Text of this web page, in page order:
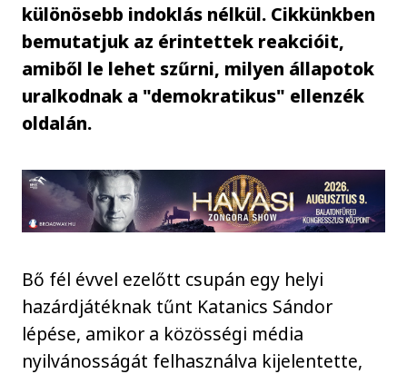
különösebb indoklás nélkül. Cikkünkben
bemutatjuk az érintettek reakcióit,
amiből le lehet szűrni, milyen állapotok
uralkodnak a "demokratikus" ellenzék
oldalán.
Bő fél évvel ezelőtt csupán egy helyi
hazárdjátéknak tűnt Katanics Sándor
lépése, amikor a közösségi média
nyilvánosságát felhasználva kijelentette,